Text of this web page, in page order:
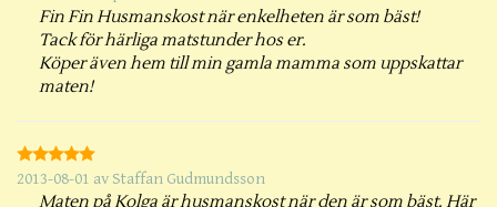
Fin Fin Husmanskost när enkelheten är som bäst!
Tack för härliga matstunder hos er.
Köper även hem till min gamla mamma som uppskattar
maten!
2013-08-01 av Staffan Gudmundsson
Maten på Kolga är husmanskost när den är som bäst. Här